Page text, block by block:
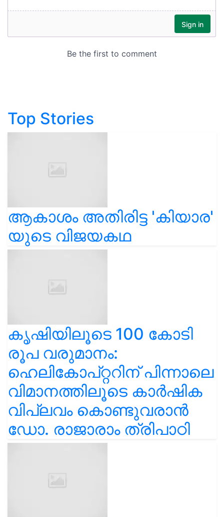
Top Stories
ആകാശം അതിരിട്ട 'കിയാര'
യുടെ വിജയകഥ
കൃഷിയിലൂടെ 100 കോടി
രൂപ വരുമാനം:
ഹെലികോപ്റ്ററിന് പിന്നാലെ
വിമാനത്തിലൂടെ കാർഷിക
വിപ്ലവം കൊണ്ടുവരാൻ
ഡോ. രാജാരാം ത്രിപാഠി